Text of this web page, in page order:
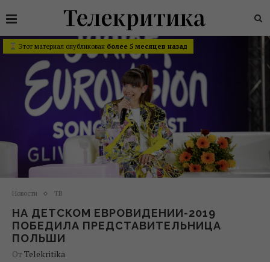
Этот материал опубликован более 5 месяцев назад
Новости ТВ
НА ДЕТСКОМ ЕВРОВИДЕНИИ-2019
ПОБЕДИЛА ПРЕДСТАВИТЕЛЬНИЦА
ПОЛЬШИ
От Telekritika